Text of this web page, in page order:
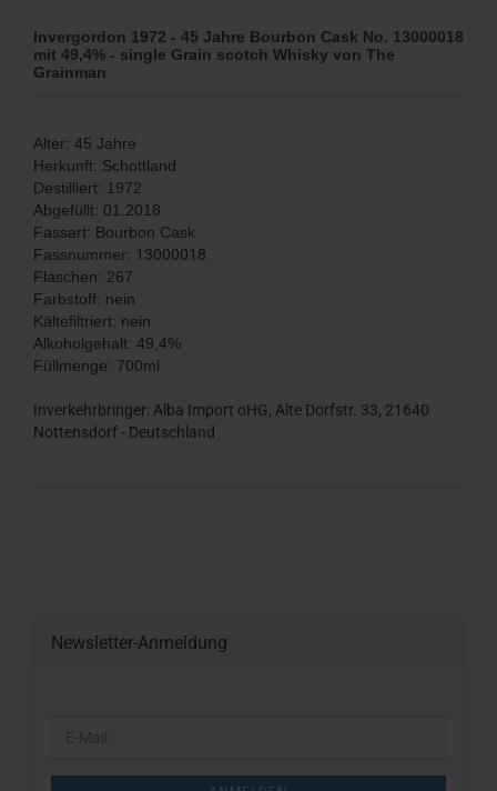
Invergordon 1972 - 45 Jahre Bourbon Cask No. 13000018
mit 49,4% - single Grain scotch Whisky von The
Grainman
Alter: 45 Jahre
Herkunft: Schottland
Destilliert: 1972
Abgefüllt: 01.2018
Fassart: Bourbon Cask
Fassnummer: 13000018
Flaschen: 267
Farbstoff: nein
Kältefiltriert: nein
Alkoholgehalt: 49,4%
Füllmenge: 700ml
Inverkehrbringer: Alba Import oHG, Alte Dorfstr. 33, 21640
Nottensdorf - Deutschland
Newsletter-Anmeldung
NEWSLETTER-